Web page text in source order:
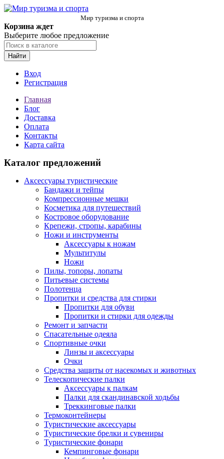
Мир туризма и спорта
Корзина ждет
Выберите любое предложение
Найти
Вход
Регистрация
Главная
Блог
Доставка
Оплата
Контакты
Карта сайта
Каталог предложений
Аксессуары туристические
Бандажи и тейпы
Компрессионные мешки
Косметика для путешествий
Костровое оборудование
Крепежи, стропы, карабины
Ножи и инструменты
Аксессуары к ножам
Мультитулы
Ножи
Пилы, топоры, лопаты
Питьевые системы
Полотенца
Пропитки и средства для стирки
Пропитки для обуви
Пропитки и стирки для одежды
Ремонт и запчасти
Спасательные одеяла
Спортивные очки
Линзы и аксессуары
Очки
Средства защиты от насекомых и животных
Телескопические палки
Аксессуары к палкам
Палки для скандинавской ходьбы
Треккинговые палки
Термоконтейнеры
Туристические аксессуары
Туристические брелки и сувениры
Туристические фонари
Кемпинговые фонари